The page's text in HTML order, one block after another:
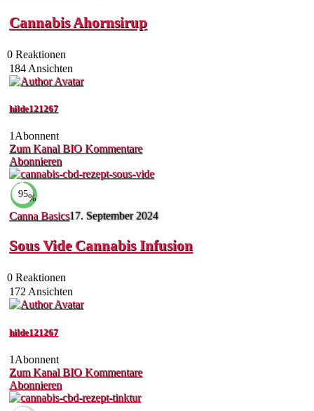
Cannabis Ahornsirup
0 Reaktionen
184 Ansichten
hilde121267
1Abonnent
Zum Kanal BIO Kommentare
Abonnieren
95%
Canna Basics17. September 2024
Sous Vide Cannabis Infusion
0 Reaktionen
172Ansichten
hilde121267
1 Abonnent
Zum Kanal BIO Kommentare
Abonnieren